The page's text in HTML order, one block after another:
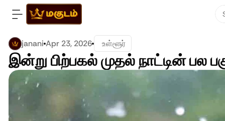
janani Apr 23, 2026 உள்ளூர்
இன்று பிற்பகல் முதல் நாட்டின் பல